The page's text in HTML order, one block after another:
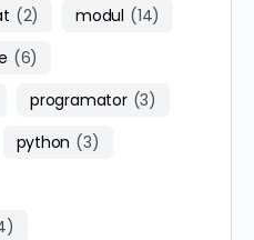
(2) modul (14)
(6)
programator (3)
python (3)